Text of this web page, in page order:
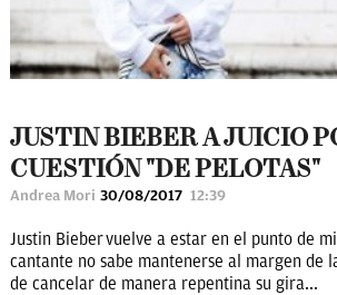
JUSTIN BIEBER A JUICIO
CUESTIÓN "DE PELOTAS"
Andrea Mori 30/08/2017 12:39
Justin Bieber vuelve a estar en el punto de
cantante no sabe mantenerse al margen de
de cancelar de manera repentina su gira...